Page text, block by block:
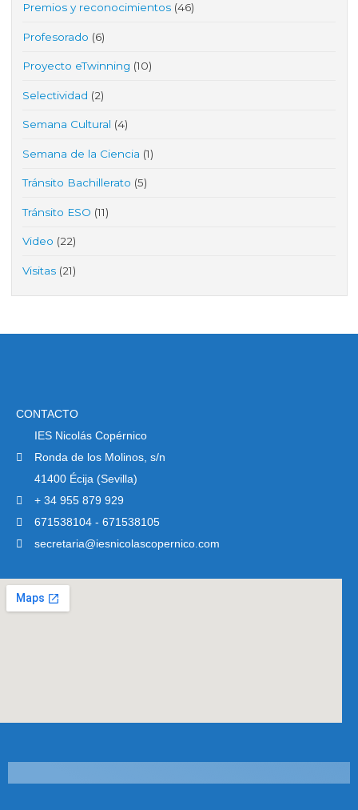
Premios y reconocimientos (46)
Profesorado (6)
Proyecto eTwinning (10)
Selectividad (2)
Semana Cultural (4)
Semana de la Ciencia (1)
Tránsito Bachillerato (5)
Tránsito ESO (11)
Video (22)
Visitas (21)
CONTACTO
IES Nicolás Copérnico
Ronda de los Molinos, s/n
41400 Écija (Sevilla)
+ 34 955 879 929
671538104 - 671538105
secretaria@iesnicolascopernico.com